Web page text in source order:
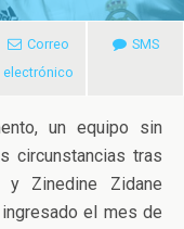
Correo
electrónico
SMS
un equipo sin
circunstancias tras
Zinedine Zidane
el mes de